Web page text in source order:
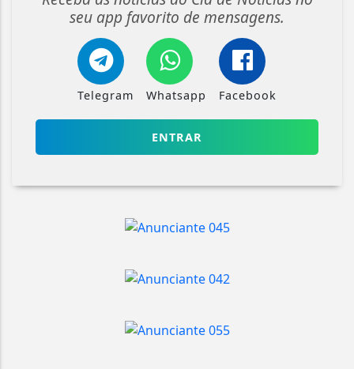
seu app favorito de mensagens.
Telegram Whatsapp Facebook
ENTRAR